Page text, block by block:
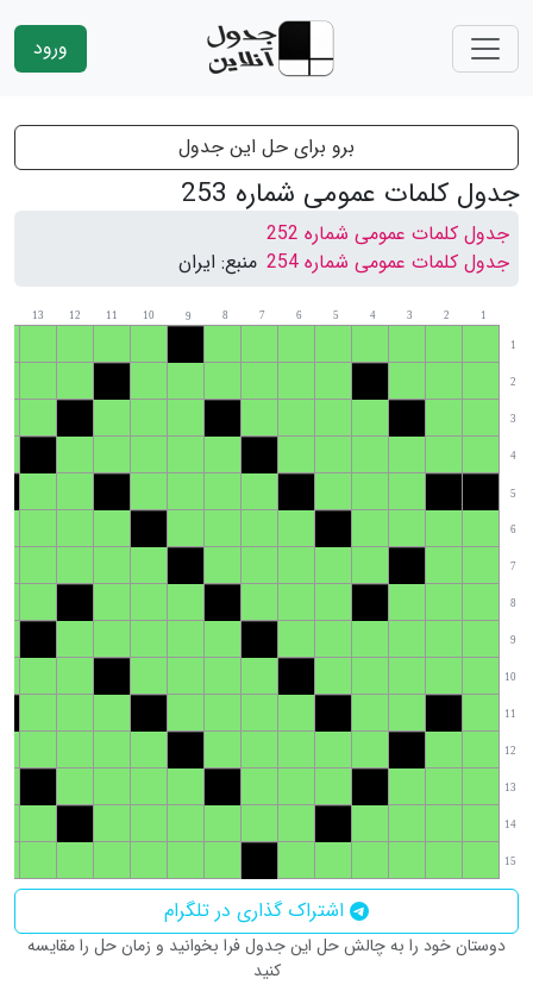
ورود
برو برای حل این جدول
جدول کلمات عمومی شماره 253
جدول کلمات عمومی شماره 252
جدول کلمات عمومی شماره 254
منبع: ایران
1
1
2
3
4
5
6
7
8
9
10
11
12
13
2
3
4
5
6
7
8
9
10
11
12
13
14
15
اشتراک گذاری در تلگرام
دوستان خود را به چالش حل این جدول فرا بخوانید و زمان حل را مقایسه
کنید